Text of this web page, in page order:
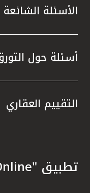
الأسئلة الشائعة
أسئلة حول
التقييم العقاري
تطبيق "KFHOnline" للهواتف الذكية